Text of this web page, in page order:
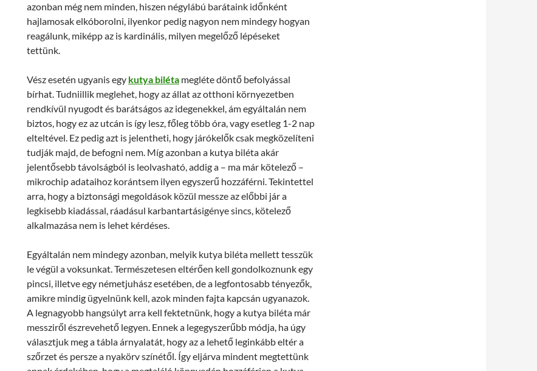
azonban még nem minden, hiszen négylábú barátaink időnként
hajlamosak elkóborolni, ilyenkor pedig nagyon nem mindegy hogyan
reagálunk, miképp az is kardinális, milyen megelőző lépéseket
tettünk.
Vész esetén ugyanis egy kutya biléta megléte döntő befolyással
bírhat. Tudniillik meglehet, hogy az állat az otthoni környezetben
rendkívül nyugodt és barátságos az idegenekkel, ám egyáltalán nem
biztos, hogy ez az utcán is így lesz, főleg több óra, vagy esetleg 1-2 nap
elteltével. Ez pedig azt is jelentheti, hogy járókelők csak megközelíteni
tudják majd, de befogni nem. Míg azonban a kutya biléta akár
jelentősebb távolságból is leolvasható, addig a – ma már kötelező –
mikrochip adataihoz korántsem ilyen egyszerű hozzáférni. Tekintettel
arra, hogy a biztonsági megoldások közül messze az előbbi jár a
legkisebb kiadással, ráadásul karbantartásigénye sincs, kötelező
alkalmazása nem is lehet kérdéses.
Egyáltalán nem mindegy azonban, melyik kutya biléta mellett tesszük
le végül a voksunkat. Természetesen eltérően kell gondolkoznunk egy
pincsi, illetve egy németjuhász esetében, de a legfontosabb tényezők,
amikre mindig ügyelnünk kell, azok minden fajta kapcsán ugyanazok.
A legnagyobb hangsúlyt arra kell fektetnünk, hogy a kutya biléta már
messziről észrevehető legyen. Ennek a legegyszerűbb módja, ha úgy
választjuk meg a tábla árnyalatát, hogy az a lehető leginkább eltér a
szőrzet és persze a nyakörv színétől. Így eljárva mindent megtettünk